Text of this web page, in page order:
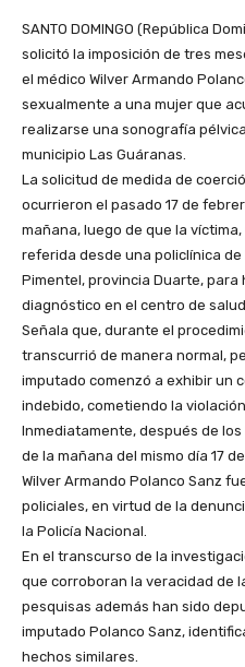
SANTO DOMINGO (República
solicitó la imposición de tres
el médico Wilver Armando
sexualmente a una mujer que
realizarse una sonografía
municipio Las Guáranas.
La solicitud de medida de
ocurrieron el pasado 17 de
mañana, luego de que la
referida desde una policlínica de
Pimentel, provincia Duarte, para
diagnóstico en el centro de
Señala que, durante el
transcurrió de manera normal,
imputado comenzó a exhibir un
indebido, cometiendo la
Inmediatamente, después de
de la mañana del mismo día 17
Wilver Armando Polanco Sanz
policiales, en virtud de la
la Policía Nacional.
En el transcurso de la
que corroboran la veracidad de
pesquisas además han sido
imputado Polanco Sanz,
hechos similares.